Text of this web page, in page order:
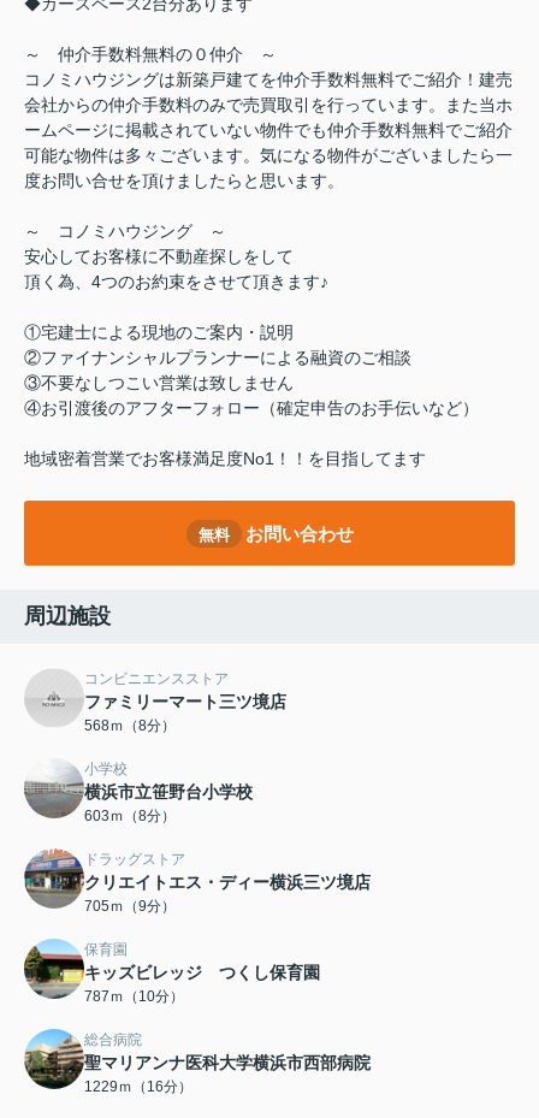
◆カースペース2台分あります
～ 仲介手数料無料の０仲介 ～
コノミハウジングは新築戸建てを仲介手数料無料でご紹介！建売
会社からの仲介手数料のみで売買取引を行っています。また当ホ
ームページに掲載されていない物件でも仲介手数料無料でご紹介
可能な物件は多々ございます。気になる物件がございましたら一
度お問い合せを頂けましたらと思います。
～ コノミハウジング ～
安心してお客様に不動産探しをして
頂く為、4つのお約束をさせて頂きます♪
①宅建士による現地のご案内・説明
②ファイナンシャルプランナーによる融資のご相談
③不要なしつこい営業は致しません
④お引渡後のアフターフォロー（確定申告のお手伝いなど）
地域密着営業でお客様満足度No1！！を目指してます
無料 お問い合わせ
周辺施設
コンビニエンスストア
ファミリーマート三ツ境店
568ｍ（8分）
小学校
横浜市立笹野台小学校
603ｍ（8分）
ドラッグストア
クリエイトエス・ディー横浜三ツ境店
705ｍ（9分）
保育園
キッズビレッジ つくし保育園
787ｍ（10分）
総合病院
聖マリアンナ医科大学横浜市西部病院
1229ｍ（16分）